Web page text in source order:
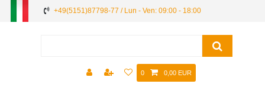
+49(5151)87798-77 / Lun - Ven: 09:00 - 18:00
0 0,00 EUR